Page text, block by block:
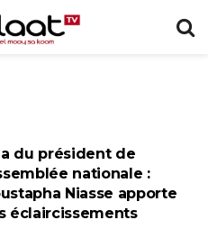
du président de
nationale :
Niasse apporte
éclaircissements